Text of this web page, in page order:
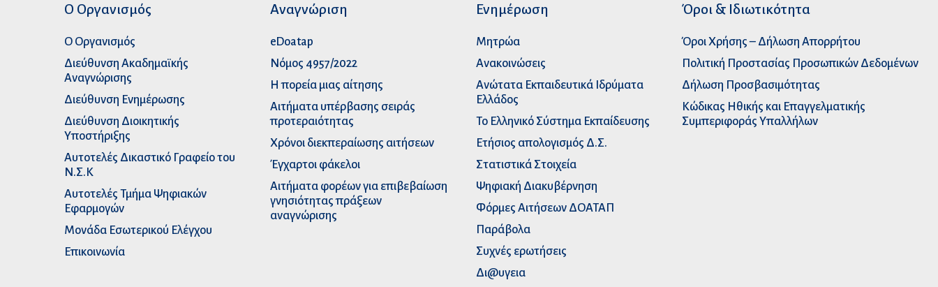
Ο Οργανισμός
Ο Οργανισμός
Διεύθυνση Ακαδημαϊκής
Αναγνώρισης
Διεύθυνση Ενημέρωσης
Διεύθυνση Διοικητικής
Υποστήριξης
Αυτοτελές Δικαστικό Γραφείο του
Ν.Σ.Κ
Αυτοτελές Τμήμα Ψηφιακών
Εφαρμογών
Μονάδα Εσωτερικού Ελέγχου
Επικοινωνία
Αναγνώριση
eDoatap
Νόμος 4957/2022
Η πορεία μιας αίτησης
Αιτήματα υπέρβασης σειράς
προτεραιότητας
Χρόνοι διεκπεραίωσης αιτήσεων
Έγχαρτοι φάκελοι
Αιτήματα φορέων για επιβεβαίωση
γνησιότητας πράξεων
αναγνώρισης
Ενημέρωση
Μητρώα
Ανακοινώσεις
Ανώτατα Eκπαιδευτικά Iδρύματα
Ελλάδος
Το Ελληνικό Σύστημα Εκπαίδευσης
Ετήσιος απολογισμός Δ.Σ.
Στατιστικά Στοιχεία
Ψηφιακή Διακυβέρνηση
Φόρμες Αιτήσεων ΔΟΑΤΑΠ
Παράβολα
Συχνές ερωτήσεις
Δι@υγεια
Όροι & Ιδιωτικότητα
Όροι Χρήσης – Δήλωση Απορρήτου
Πολιτική Προστασίας Προσωπικών Δεδομένων
Δήλωση Προσβασιμότητας
Κώδικας Ηθικής και Επαγγελματικής
Συμπεριφοράς Υπαλλήλων